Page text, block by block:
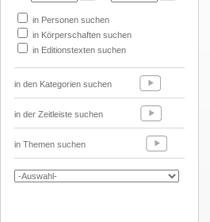
in Personen suchen
in Körperschaften suchen
in Editionstexten suchen
in den Kategorien suchen
in der Zeitleiste suchen
in Themen suchen